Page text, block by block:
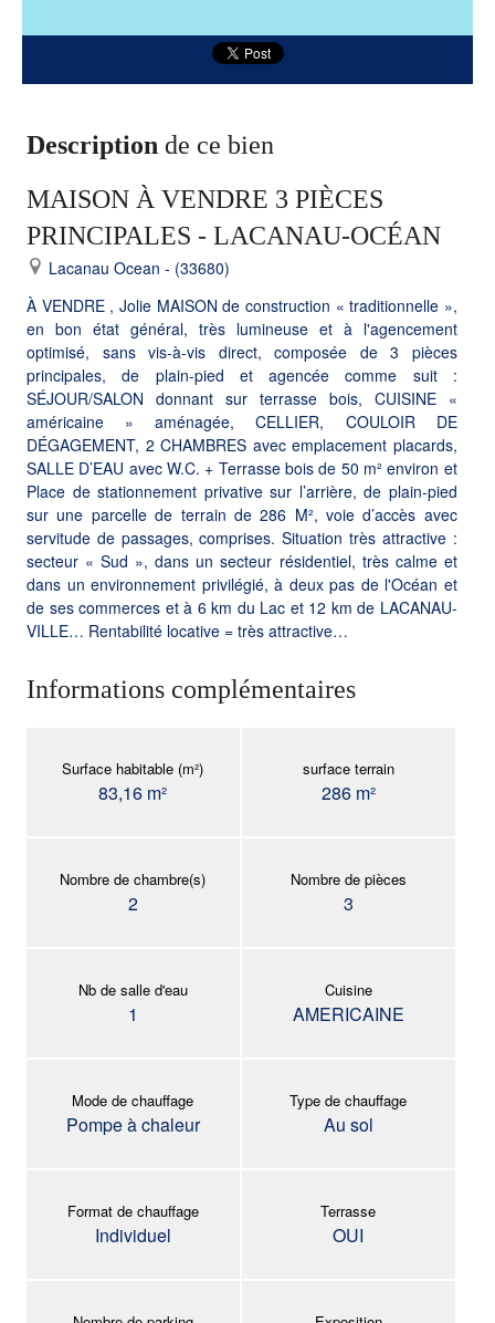
Description de ce bien
MAISON À VENDRE 3 PIÈCES
PRINCIPALES - LACANAU-OCÉAN
Lacanau Ocean - (33680)
À VENDRE , Jolie MAISON de construction « traditionnelle »,
en bon état général, très lumineuse et à l'agencement
optimisé, sans vis-à-vis direct, composée de 3 pièces
principales, de plain-pied et agencée comme suit :
SÉJOUR/SALON donnant sur terrasse bois, CUISINE «
américaine » aménagée, CELLIER, COULOIR DE
DÉGAGEMENT, 2 CHAMBRES avec emplacement placards,
SALLE D’EAU avec W.C. + Terrasse bois de 50 m² environ et
Place de stationnement privative sur l’arrière, de plain-pied
sur une parcelle de terrain de 286 M², voie d’accès avec
servitude de passages, comprises. Situation très attractive :
secteur « Sud », dans un secteur résidentiel, très calme et
dans un environnement privilégié, à deux pas de l'Océan et
de ses commerces et à 6 km du Lac et 12 km de LACANAU-
VILLE… Rentabilité locative = très attractive…
Informations complémentaires
Surface habitable (m²)
83,16 m²
surface terrain
286 m²
Nombre de chambre(s)
2
Nombre de pièces
3
Nb de salle d'eau
1
Cuisine
AMERICAINE
Mode de chauffage
Pompe à chaleur
Type de chauffage
Au sol
Format de chauffage
Individuel
Terrasse
OUI